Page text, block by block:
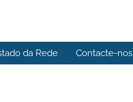
da Rede Contacte-nos